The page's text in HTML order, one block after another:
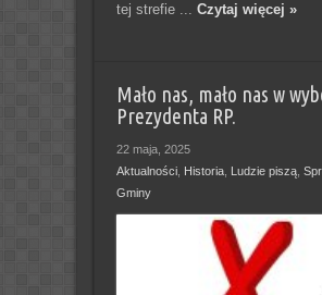
tej strefie ... Czytaj więcej »
Mało nas, mało nas w
Prezydenta RP.
22 maja, 2025
Aktualności, Historia, Ludzie piszą,
Gminy